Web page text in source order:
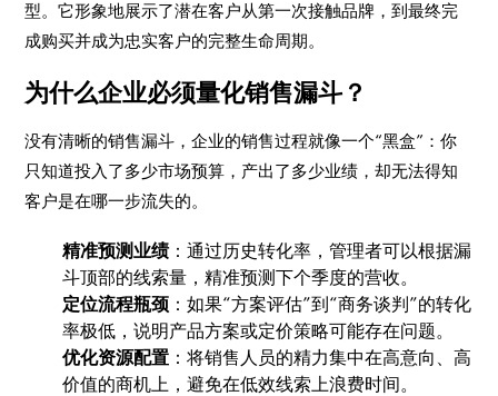
型。它形象地展示了潜在客户从第一次接触品牌，到最终完
成购买并成为忠实客户的完整生命周期。
为什么企业必须量化销售漏斗？
没有清晰的销售漏斗，企业的销售过程就像一个“黑盒”：你
只知道投入了多少市场预算，产出了多少业绩，却无法得知
客户是在哪一步流失的。
精准预测业绩：通过历史转化率，管理者可以根据漏
斗顶部的线索量，精准预测下个季度的营收。
定位流程瓶颈 ：如果“方案评估”到“商务谈判”的转化
率极低，说明产品方案或定价策略可能存在问题。
优化资源配置 ：将销售人员的精力集中在高意向、高
价值的商机上，避免在低效线索上浪费时间。